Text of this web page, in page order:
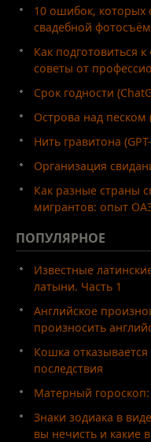
10 ошибок, которых
свадебной
Как подготовиться
советы от
Срок годности
Острова над песком
Нить гравитона
Организация
Как разные страны
мигрантов: опыт
ПОПУЛЯРНОЕ
Известные
латыни. Часть 1
Английское
произносить
Кошка
последствия
Матерный
Знаки зодиака в
вы нечисть и какие